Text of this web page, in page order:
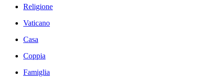
Religione
Vaticano
Casa
Coppia
Famiglia